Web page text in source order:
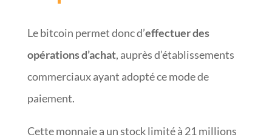
Le bitcoin permet donc d’effectuer des
opérations d’achat, auprès d’établissements
commerciaux ayant adopté ce mode de
paiement.
Cette monnaie a un stock limité à 21 millions